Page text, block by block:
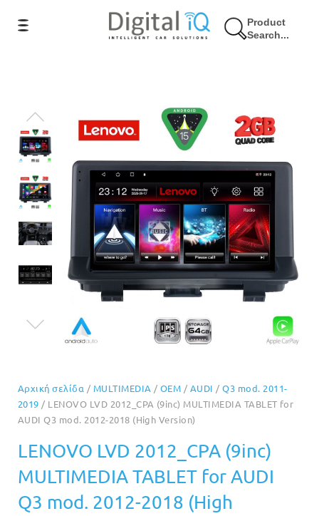
Product
Search...
12% Έκπτωση
Αρχική σελίδα / MULTIMEDIA / OEM / AUDI /Q3 mod. 2011-
2019 / LENOVO LVD 2012_CPA (9inc) MULTIMEDIA TABLET for
AUDI Q3 mod. 2012-2018 (High Version)
LENOVO LVD 2012_CPA (9inc)
MULTIMEDIA TABLET for AUDI
Q3 mod. 2012-2018 (High